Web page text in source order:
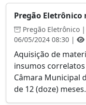
Pregão Eletrônico
Pregão Eletrônico |
06/05/2024 08:30 |
Aquisição de
insumos
Câmara Municipal
de 12 (doze) meses.